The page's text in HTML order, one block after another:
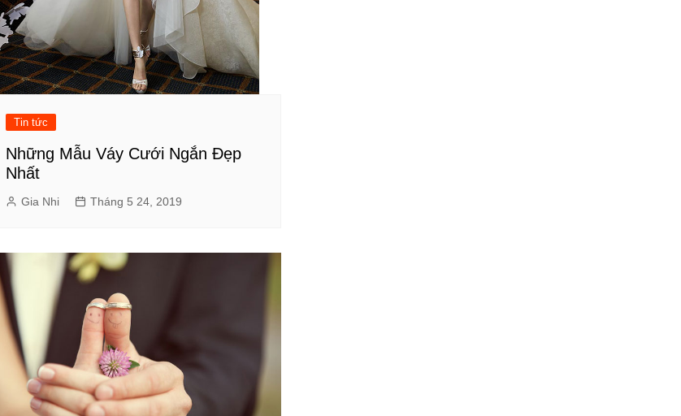
Tin tức
Những Mẫu Váy Cưới Ngắn Đẹp
Nhất
Gia Nhi Tháng 5 24, 2019